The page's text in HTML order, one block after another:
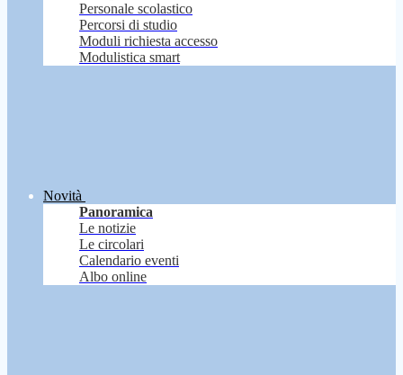
Personale scolastico
Percorsi di studio
Moduli richiesta accesso
Modulistica smart
Novità
Panoramica
Le notizie
Le circolari
Calendario eventi
Albo online